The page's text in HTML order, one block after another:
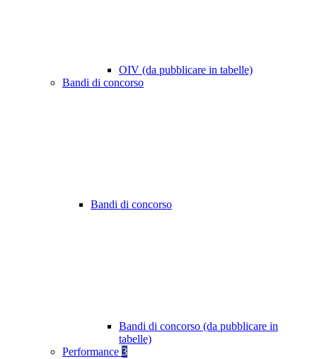
OIV (da pubblicare in tabelle)
Bandi di concorso
Bandi di concorso
Bandi di concorso (da pubblicare in
tabelle)
Performance 3